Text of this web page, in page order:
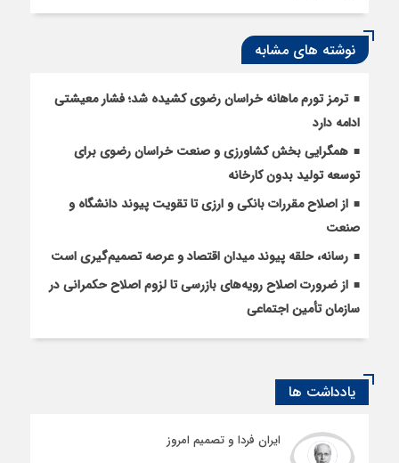
نوشته های مشابه
ترمز تورم ماهانه خراسان رضوی کشیده شد؛ فشار معیشتی
ادامه دارد
همگرایی بخش کشاورزی و صنعت خراسان رضوی برای
توسعه تولید بدون کارخانه
از اصلاح مقررات بانکی و ارزی تا تقویت پیوند دانشگاه و
صنعت
رسانه، حلقه پیوند میدان اقتصاد و عرصه تصمیم‌گیری است
از ضرورت اصلاح رویه‌های بازرسی تا لزوم اصلاح حکمرانی در
سازمان تأمین اجتماعی
یادداشت ها
ایران فردا و تصمیم امروز